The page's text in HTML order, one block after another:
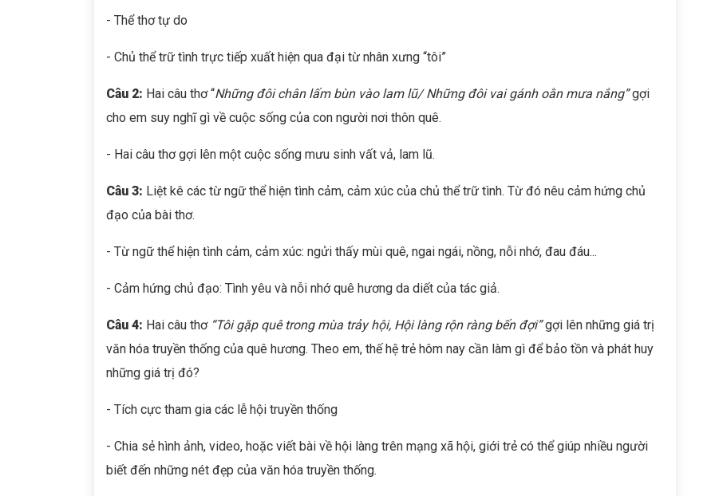
- Thể thơ tự do
- Chủ thể trữ tình trực tiếp xuất hiện qua đại từ nhân xưng “tôi”
Câu 2: Hai câu thơ “Những đôi chân lấm bùn vào lam lũ/Những đôi vai gánh oằn mưa nắng”gợi
cho em suy nghĩ gì về cuộc sống của con người nơi thôn quê.
- Hai câu thơ gợi lên một cuộc sống mưu sinh vất vả, lam lũ.
Câu 3: Liệt kê các từ ngữ thể hiện tình cảm, cảm xúc của chủ thể trữ tình. Từ đó nêu cảm hứng chủ
đạo của bài thơ.
- Từ ngữ thể hiện tình cảm, cảm xúc: ngửi thấy mùi quê, ngai ngái, nồng, nỗi nhớ, đau đáu...
- Cảm hứng chủ đạo: Tình yêu và nỗi nhớ quê hương da diết của tác giả.
Câu 4: Hai câu thơ “Tôi gặp quê trong mùa trảy hội, Hội làng rộn ràng bến đợi”gợi lên những giá trị
văn hóa truyền thống của quê hương. Theo em, thế hệ trẻ hôm nay cần làm gì để bảo tồn và phát huy
những giá trị đó?
- Tích cực tham gia các lễ hội truyền thống
- Chia sẻ hình ảnh, video, hoặc viết bài về hội làng trên mạng xã hội, giới trẻ có thể giúp nhiều người
biết đến những nét đẹp của văn hóa truyền thống.